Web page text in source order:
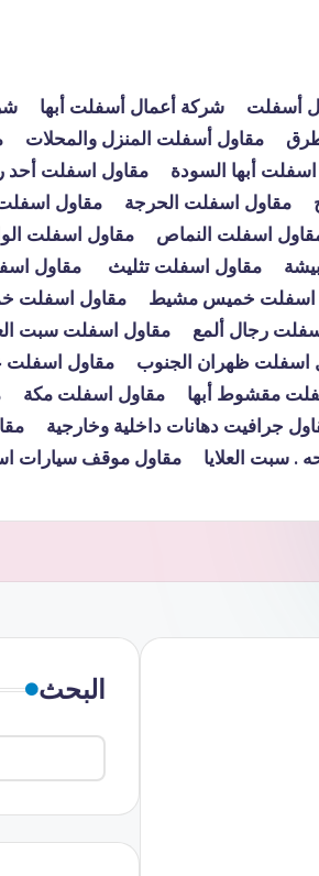
أسفلت شركة أعمال أسفلت أبها
مقاول أسفلت المنزل والمحلات
أبها السودة مقاول اسفلت أحد
مقاول اسفلت الحرجة مقاول
اسفلت النماص مقاول اسفلت
مقاول اسفلت تثليث مقاول
اسفلت خميس مشيط
مقاول اسفلت
رجال ألمع مقاول اسفلت سبت
اسفلت ظهران الجنوب مقاول اسفلت
مقشوط أبها مقاول اسفلت مكة
جرافيت دهانات داخلية وخارجية
. سبت العلايا
مقاول موقف سيارات
البحث